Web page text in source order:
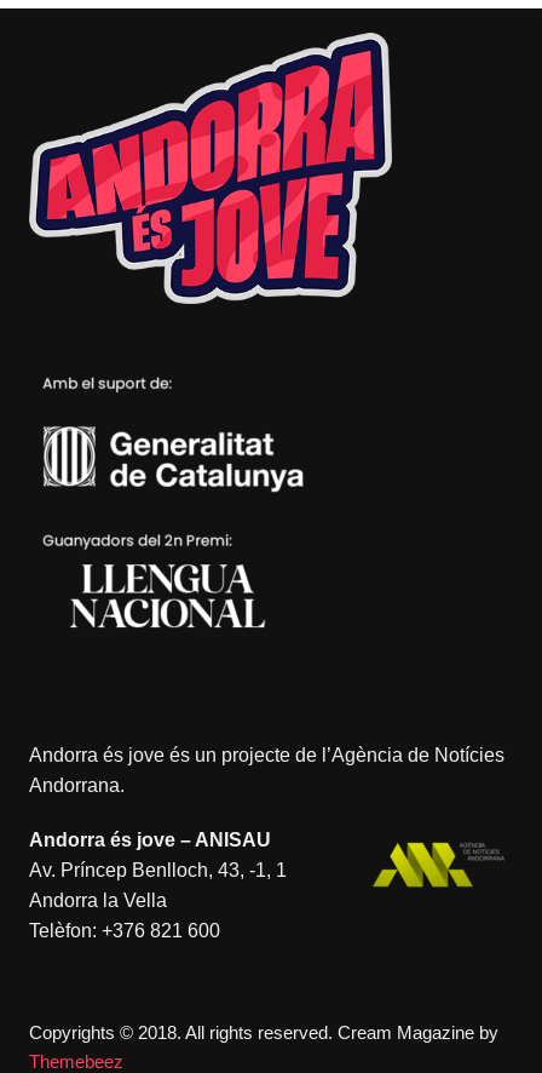
Andorra és jove és un projecte de l’Agència de Notícies
Andorrana.
Andorra és jove – ANISAU
Av. Príncep Benlloch, 43, -1, 1
Andorra la Vella
Telèfon: +376 821 600
Copyrights © 2018. All rights reserved. Cream Magazine by
Themebeez